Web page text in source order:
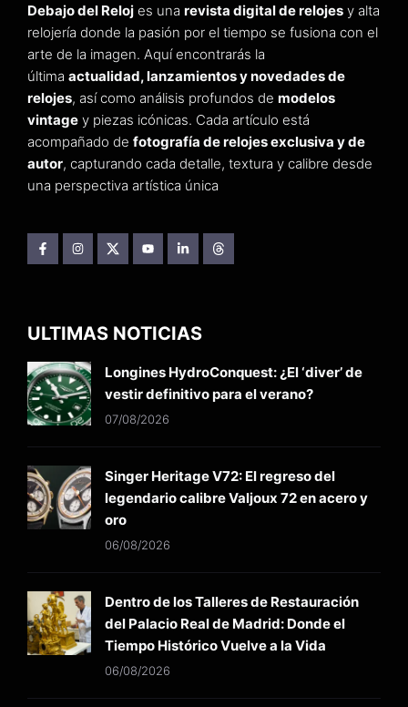
Debajo del Reloj es una revista digital de relojes y alta
relojería donde la pasión por el tiempo se fusiona con el
arte de la imagen. Aquí encontrarás la
última actualidad, lanzamientos y novedades de
relojes, así como análisis profundos de modelos
vintage y piezas icónicas. Cada artículo está
acompañado de fotografía de relojes exclusiva y de
autor, capturando cada detalle, textura y calibre desde
una perspectiva artística única
ULTIMAS NOTICIAS
Longines HydroConquest: ¿El ‘diver’ de
vestir definitivo para el verano?
07/08/2026
Singer Heritage V72: El regreso del
legendario calibre Valjoux 72 en acero y
oro
06/08/2026
Dentro de los Talleres de Restauración
del Palacio Real de Madrid: Donde el
Tiempo Histórico Vuelve a la Vida
06/08/2026